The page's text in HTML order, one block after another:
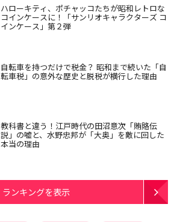
ハローキティ、ポチャッコたちが昭和レトロな
コインケースに！「サンリオキャラクターズ コ
インケース」第２弾
自転車を持つだけで税金？ 昭和まで続いた「自
転車税」の意外な歴史と脱税が横行した理由
教科書と違う！江戸時代の田沼意次「賄賂伝
説」の嘘と、水野忠邦が「大奥」を敵に回した
本当の理由
ランキングを表示